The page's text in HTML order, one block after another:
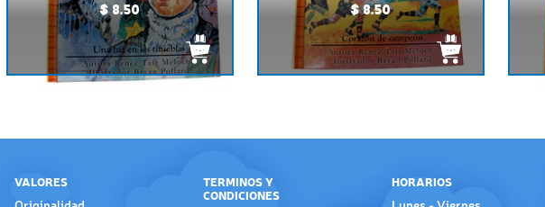
$ 8.50
$ 8.50
VALORES
TERMINOS Y
CONDICIONES
HORARIOS